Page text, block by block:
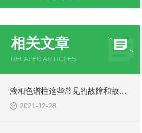
相关文章
RELATED ARTICLES
液相色谱柱这些常见的故障和故障排除方法掌握了吗
2021-12-28